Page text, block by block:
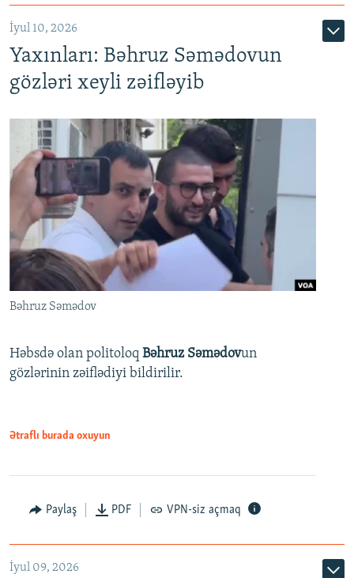
İyul 10, 2026
Yaxınları: Bəhruz Səmədovun
gözləri xeyli zəifləyib
Bəhruz Səmədov
Həbsdə olan politoloq Bəhruz Səmədovun
gözlərinin zəiflədiyi bildirilir.
Ətraflı burada oxuyun
Paylaş PDF VPN-siz açmaq
İyul 09, 2026